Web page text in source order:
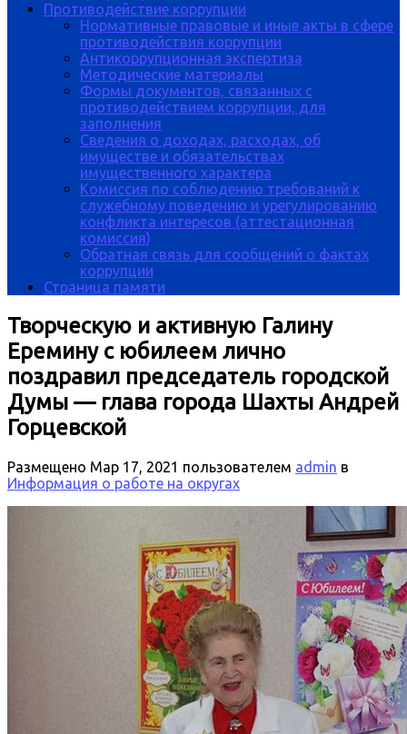
Противодействие коррупции
Нормативные правовые и иные акты в сфере
противодействия коррупции
Антикоррупционная экспертиза
Методические материалы
Формы документов, связанных с
противодействием коррупции, для
заполнения
Сведения о доходах, расходах, об
имуществе и обязательствах
имущественного характера
Комиссия по соблюдению требований к
служебному поведению и урегулированию
конфликта интересов (аттестационная
комиссия)
Обратная связь для сообщений о фактах
коррупции
Страница памяти
Творческую и активную Галину
Еремину с юбилеем лично
поздравил председатель городской
Думы — глава города Шахты Андрей
Горцевской
Размещено Мар 17, 2021 пользователем admin в
Информация о работе на округах